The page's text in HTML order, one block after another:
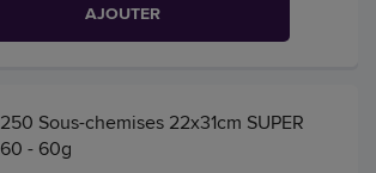
AJOUTER
250 Sous-chemises 22x31cm SUPER
60 - 60g